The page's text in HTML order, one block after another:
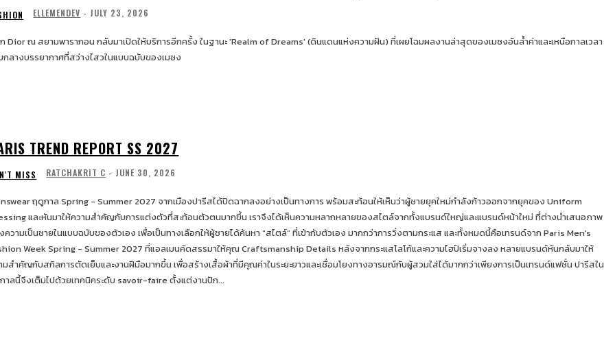
ELLEMENDEV - JULY 23, 2026
Dior ณ สยามพารากอน กลับมาเปิดให้บริการอีกครั้ง ในฐานะ 'Realm of Dreams' (ดินแดนแห่งความฝัน) ที่เผยโฉมผลงานล่าสุดของเมซงอันล้ำค่าและเหนือกาลเวลา
กลางบรรยากาศที่สว่างไสวในแบบฉบับของเมซง
TREND REPORT SS 2027
MISS RATCHAKRIT C - JUNE 30, 2026
ฤดูกาล Spring - Summer 2027 จากเมืองปารีสได้ปิดฉากลงอย่างเป็นทางการ พร้อมสะท้อนให้เห็นว่าผู้ชายยุคใหม่กำลังก้าวออกจากยุคของ Uniform
และหันมาให้ความสำคัญกับการแต่งตัวที่สะท้อนตัวตนมากขึ้น เราจึงได้เห็นความหลากหลายของสไตล์จากทั้งแบรนด์ใหญ่และแบรนด์หน้าใหม่ ที่ต่างนำเสนอภาพ
วามเป็นชายในแบบฉบับของตัวเอง เพื่อเป็นทางเลือกให้ผู้ชายได้ค้นหา “สไตล์” ที่เข้ากับตัวเอง มากกว่าการวิ่งตามกระแส และทั้งหมดนี้คือเทรนด์จาก Paris Men's
Week Spring - Summer 2027 ที่แอลเมนคัดสรรมาให้คุณ Craftsmanship Details หลังจากกระแสโลโก้และความไฮป์เริ่มจางลง หลายแบรนด์หันกลับมาให้
มสำคัญกับสกิลการตัดเย็บและงานฝีมือมากขึ้น เพื่อสร้างเสื้อผ้าที่มีคุณค่าในระยะยาวและเชื่อมโยงทางอารมณ์กับผู้สวมใส่ได้มากกว่าเพียงการเป็นเทรนด์แฟชั่น ปารีสใน
าลนี้จึงเต็มไปด้วยเทคนิคระดับ savoir-faire ตั้งแต่งานปัก...